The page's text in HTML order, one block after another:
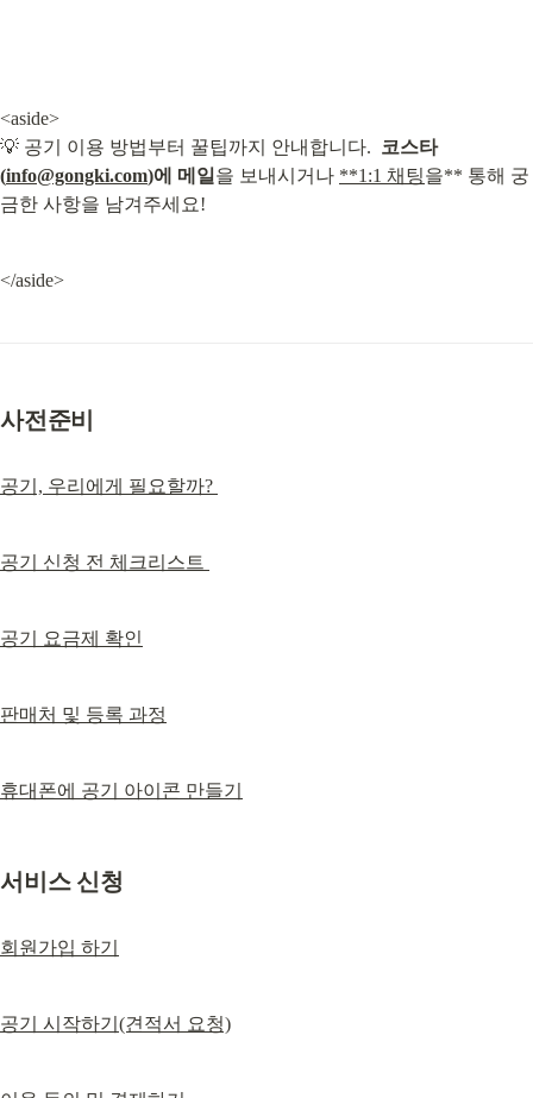
<aside>
💡 공기 이용 방법부터 꿀팁까지 안내합니다.
코스타
(info@gongki.com)에 메일 을 보내시거나 **1:1 채팅을** 통해 궁
금한 사항을 남겨주세요!
</aside>
사전준비
공기, 우리에게 필요할까?
공기 신청 전 체크리스트
공기 요금제 확인
판매처 및 등록 과정
휴대폰에 공기 아이콘 만들기
서비스 신청
회원가입 하기
공기 시작하기(견적서 요청)